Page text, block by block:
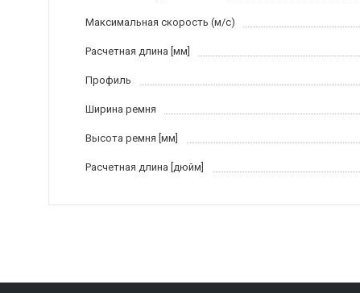
Максимальная скорость (м/c)
Расчетная длина [мм]
Профиль
Ширина ремня
Высота ремня [мм]
Расчетная длина [дюйм]